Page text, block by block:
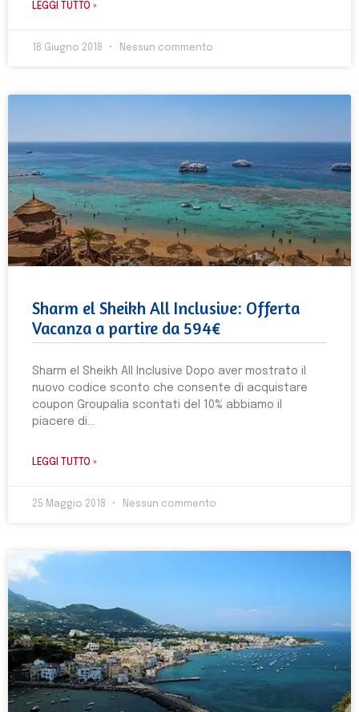
LEGGI TUTTO »
18 Giugno 2018 Nessun commento
Sharm el Sheikh All Inclusive: Offerta
Vacanza a partire da 594€
Sharm el Sheikh All Inclusive Dopo aver mostrato il
nuovo codice sconto che consente di acquistare
coupon Groupalia scontati del 10% abbiamo il
piacere di
LEGGI TUTTO »
25 Maggio 2018 Nessun commento